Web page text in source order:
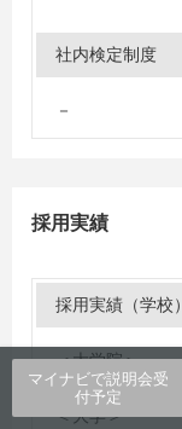
マイナビで説明会受
付予定
社内検定制度
－
採用実績
採用実績（学校）
＜大学院＞
大分大学
＜大学＞